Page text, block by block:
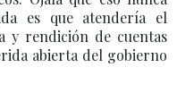
es que atendería el
y rendición de cuentas
abierta del gobierno